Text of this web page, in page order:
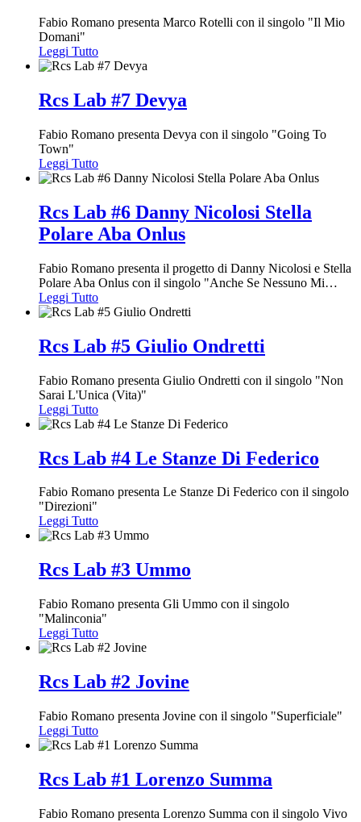
Fabio Romano presenta Marco Rotelli con il singolo "Il Mio
Domani"
Leggi Tutto
Rcs Lab #7 Devya
Fabio Romano presenta Devya con il singolo "Going To
Town"
Leggi Tutto
Rcs Lab #6 Danny Nicolosi Stella
Polare Aba Onlus
Fabio Romano presenta il progetto di Danny Nicolosi e Stella
Polare Aba Onlus con il singolo "Anche Se Nessuno Mi…
Leggi Tutto
Rcs Lab #5 Giulio Ondretti
Fabio Romano presenta Giulio Ondretti con il singolo "Non
Sarai L'Unica (Vita)"
Leggi Tutto
Rcs Lab #4 Le Stanze Di Federico
Fabio Romano presenta Le Stanze Di Federico con il singolo
"Direzioni"
Leggi Tutto
Rcs Lab #3 Ummo
Fabio Romano presenta Gli Ummo con il singolo
"Malinconia"
Leggi Tutto
Rcs Lab #2 Jovine
Fabio Romano presenta Jovine con il singolo "Superficiale"
Leggi Tutto
Rcs Lab #1 Lorenzo Summa
Fabio Romano presenta Lorenzo Summa con il singolo Vivo